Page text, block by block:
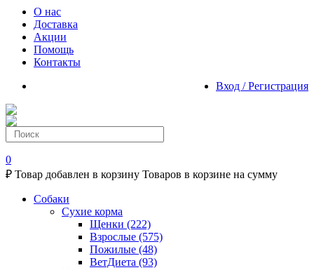
О нас
Доставка
Акции
Помощь
Контакты
Вход / Регистрация
0
₽ Товар добавлен в корзину Товаров в корзине на сумму
Собаки
Сухие корма
Щенки (222)
Взрослые (575)
Пожилые (48)
ВетДиета (93)